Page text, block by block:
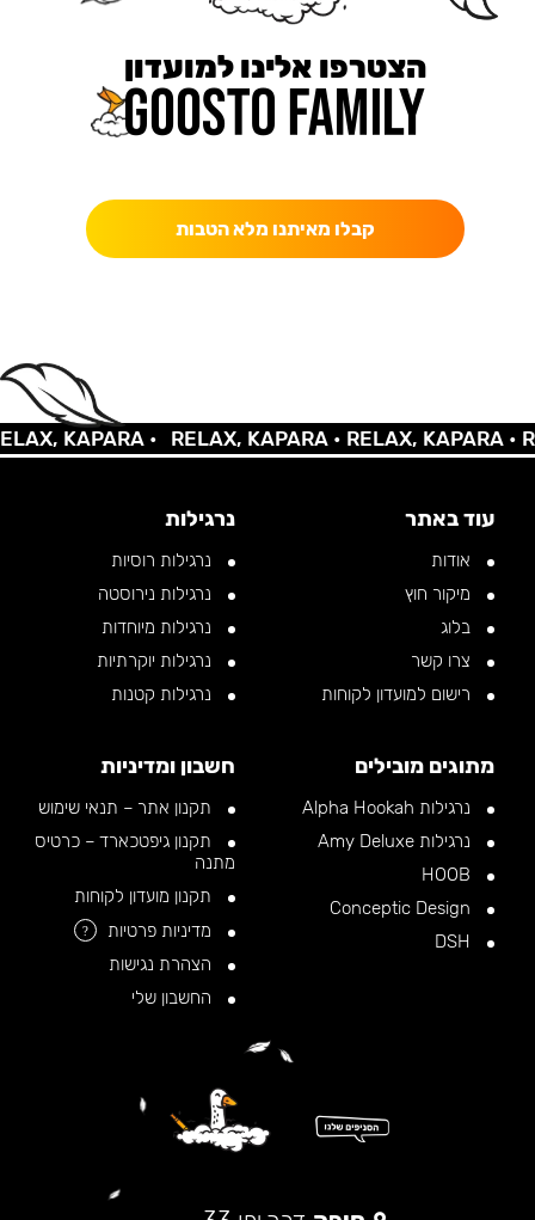
הצטרפו אלינו למועדון
קבלו מאיתנו מלא הטבות
KAPARA • RELAX, KAPARA •RELAX, KAPARA •
עוד באתר
אודות
מיקור חוץ
בלוג
צרו קשר
רישום למועדון לקוחות
נרגילות
נרגילות רוסיות
נרגילות נירוסטה
נרגילות מיוחדות
נרגילות יוקרתיות
נרגילות קטנות
מתוגים מובילים
נרגילות Alpha Hookah
נרגילות Amy Deluxe
חשבון ומדיניות
תקנון אתר – תנאי שימוש
תקנון גיפטכארד – כרטיס
מתנה
תקנון מועדון לקוחות
מדיניות פרטיות
?
הצהרת נגישות
החשבון שלי